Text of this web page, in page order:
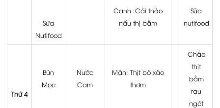
Sữa
Nutifood
Canh :Cải thảo
nấu thị bằm
Sữa
nutifood
Thứ 4
Bún
Mọc
Nước
Cam
Mặn: Thịt bò xào
thơm
Cháo
thịt
bằm
rau
ngót